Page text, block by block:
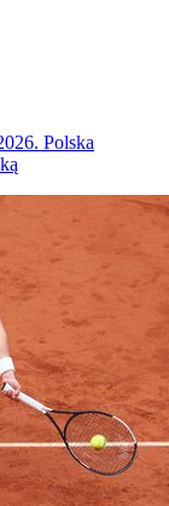
Polska